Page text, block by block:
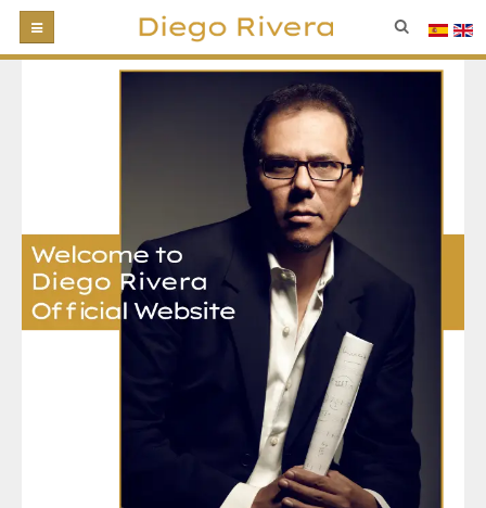
VIDEOS
NEWS
CONTACT